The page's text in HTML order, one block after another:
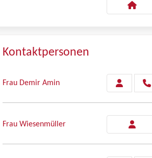
Kontaktpersonen
Frau Demir Amin
Frau Wiesenmüller